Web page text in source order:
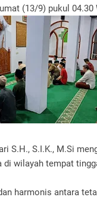
(13/9) pukul 04.30
S.H., S.I.K., M.Si
wilayah tempat
harmonis antara